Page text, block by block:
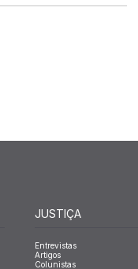
JUSTIÇA
Entrevistas
Artigos
Colunistas